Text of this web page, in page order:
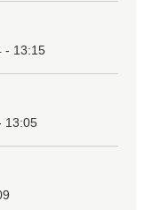
- 13:15
13:05